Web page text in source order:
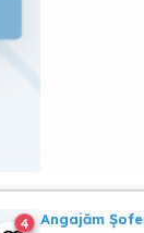
4 Angajăm